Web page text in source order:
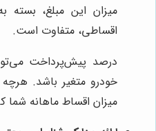
میزان این مبلغ،
اقساطی، متفاوت است.
خودرو متغیر باشد.
میزان اقساط ماهانه